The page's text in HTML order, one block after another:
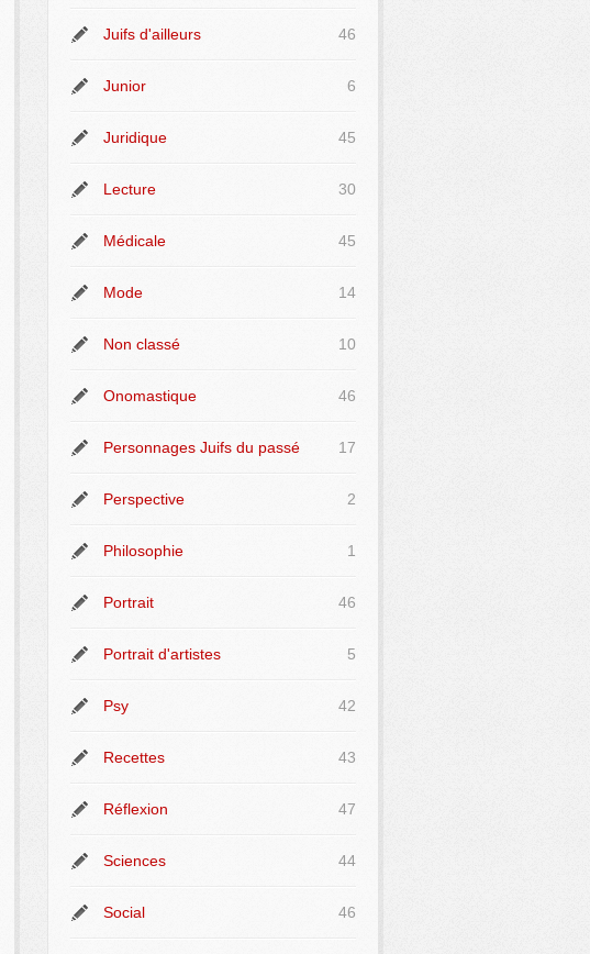
Juifs d'ailleurs 46
Junior 6
Juridique 45
Lecture 30
Médicale 45
Mode 14
Non classé 10
Onomastique 46
Personnages Juifs du passé 17
Perspective 2
Philosophie 1
Portrait 46
Portrait d'artistes 5
Psy 42
Recettes 43
Réflexion 47
Sciences 44
Social 46